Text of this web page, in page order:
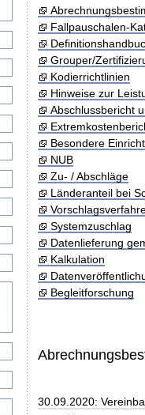
Fallpauschalen-
Grouper/
Kodierrichtlinien
Hinweise zur
Abschlussbericht
Besondere
NUB
Zu- / Abschläge
Länderanteil bei
Systemzuschlag
Datenlieferung
Kalkulation
Begleitforschung
30.09.2020: